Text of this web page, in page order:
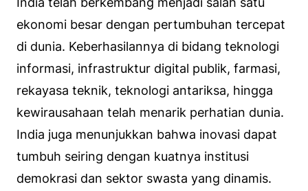
ekonomi besar dengan pertumbuhan tercepat
di dunia. Keberhasilannya di bidang teknologi
informasi, infrastruktur digital publik, farmasi,
rekayasa teknik, teknologi antariksa, hingga
kewirausahaan telah menarik perhatian dunia.
India juga menunjukkan bahwa inovasi dapat
tumbuh seiring dengan kuatnya institusi
demokrasi dan sektor swasta yang dinamis.